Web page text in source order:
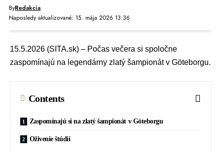
Naposledy aktualizované: 15. mája 2026 13:36
ByRedakcia
15.5.2026 (SITA.sk) – Počas večera si spoločne
zaspomínajú na legendárny zlatý šampionát v Göteborgu.
Contents
Zaspomínajú si na zlatý šampionát v Göteborgu
Oživenie štúdií